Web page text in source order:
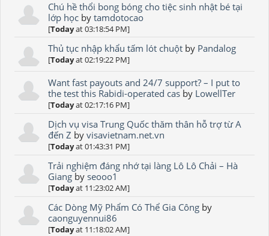
Chú hề thổi bong bóng cho tiệc sinh nhật bé tại
lớp học bytamdotocao
[Todayat 03:18:54 PM]
Thủ tục nhập khẩu tấm lót chuột by Pandalog
[Todayat 02:19:22 PM]
Want fast payouts and 24/7 support? – I put to
the test this Rabidi-operated cas by LowellTer
[Todayat 02:17:16 PM]
Dịch vụ visa Trung Quốc thăm thân hỗ trợ từ A
đến Z byvisavietnam.net.vn
[Todayat 01:43:31 PM]
Trải nghiệm đáng nhớ tại làng Lô Lô Chải – Hà
Giang byseooo1
[Todayat 11:23:02 AM]
Các Dòng Mỹ Phẩm Có Thể Gia Công by
caonguyennui86
[Todayat 11:18:02 AM]